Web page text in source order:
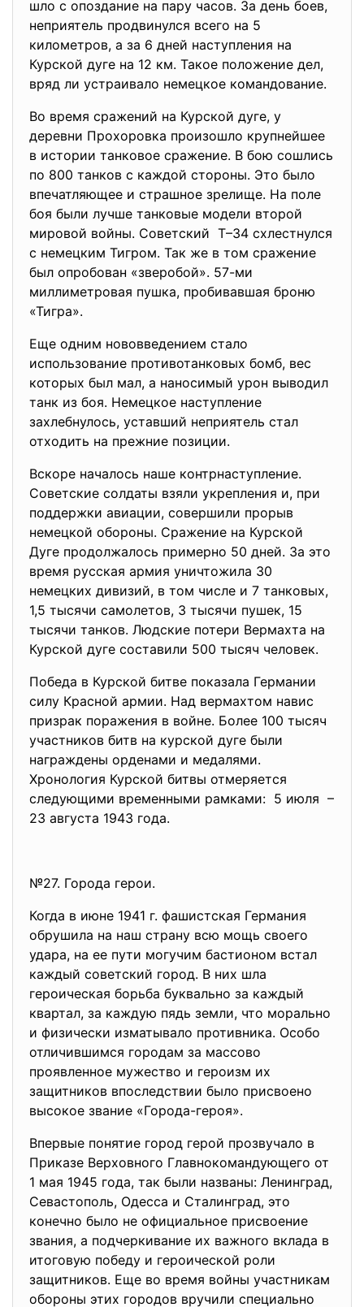
шло с опоздание на пару часов. За день боев,
неприятель продвинулся всего на 5
километров, а за 6 дней наступления на
Курской дуге на 12 км. Такое положение дел,
вряд ли устраивало немецкое командование.
Во время сражений на Курской дуге, у
деревни Прохоровка произошло крупнейшее
в истории танковое сражение. В бою сошлись
по 800 танков с каждой стороны. Это было
впечатляющее и страшное зрелище. На поле
боя были лучше танковые модели второй
мировой войны. Советский Т–34 схлестнулся
с немецким Тигром. Так же в том сражение
был опробован «зверобой». 57-ми
миллиметровая пушка, пробивавшая броню
«Тигра».
Еще одним нововведением стало
использование противотанковых бомб, вес
которых был мал, а наносимый урон выводил
танк из боя. Немецкое наступление
захлебнулось, уставший неприятель стал
отходить на прежние позиции.
Вскоре началось наше контрнаступление.
Советские солдаты взяли укрепления и, при
поддержки авиации, совершили прорыв
немецкой обороны. Сражение на Курской
Дуге продолжалось примерно 50 дней. За это
время русская армия уничтожила 30
немецких дивизий, в том числе и 7 танковых,
1,5 тысячи самолетов, 3 тысячи пушек, 15
тысячи танков. Людские потери Вермахта на
Курской дуге составили 500 тысяч человек.
Победа в Курской битве показала Германии
силу Красной армии. Над вермахтом навис
призрак поражения в войне. Более 100 тысяч
участников битв на курской дуге были
награждены орденами и медалями.
Хронология Курской битвы отмеряется
следующими временными рамками: 5 июля –
23 августа 1943 года.
№27. Города герои.
Когда в июне 1941 г. фашистская Германия
обрушила на наш страну всю мощь своего
удара, на ее пути могучим бастионом встал
каждый советский город. В них шла
героическая борьба буквально за каждый
квартал, за каждую пядь земли, что морально
и физически изматывало противника. Особо
отличившимся городам за массово
проявленное мужество и героизм их
защитников впоследствии было присвоено
высокое звание «Города-героя».
Впервые понятие город герой прозвучало в
Приказе Верховного Главнокомандующего от
1 мая 1945 года, так были названы: Ленинград,
Севастополь, Одесса и Сталинград, это
конечно было не официальное присвоение
звания, а подчеркивание их важного вклада в
итоговую победу и героической роли
защитников. Еще во время войны участникам
обороны этих городов вручили специально